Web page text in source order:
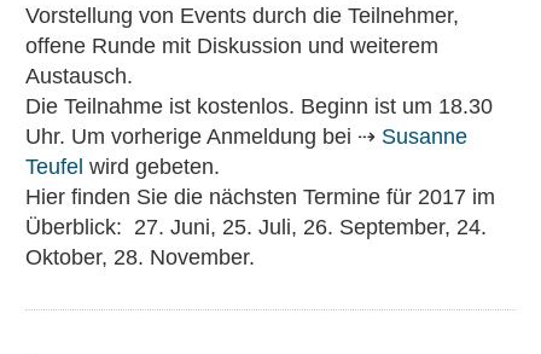
Vorstellung von Events durch die Teilnehmer,
offene Runde mit Diskussion und weiterem
Austausch.
Die Teilnahme ist kostenlos. Beginn ist um 18.30
Uhr. Um vorherige Anmeldung bei ⇢ Susanne
Teufel wird gebeten.
Hier finden Sie die nächsten Termine für 2017 im
Überblick: 27. Juni, 25. Juli, 26. September, 24.
Oktober, 28. November.